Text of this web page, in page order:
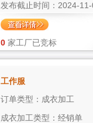
发布截止时间：2024-
0 家工厂已竞标
工作服
订单类型：成衣加工
成衣加工类型：经销单